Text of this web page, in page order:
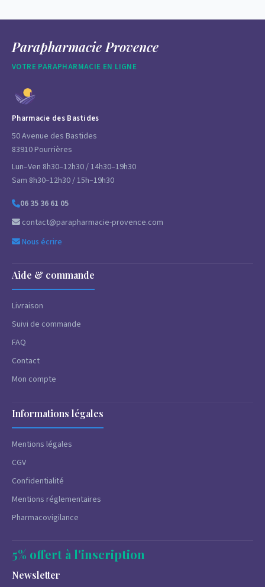
Parapharmacie Provence
VOTRE PARAPHARMACIE EN LIGNE
Pharmacie des Bastides
50 Avenue des Bastides
83910 Pourrières
Lun–Ven 8h30–12h30 / 14h30–19h30
Sam 8h30–12h30 / 15h–19h30
06 35 36 61 05
contact@parapharmacie-provence.com
Nous écrire
Aide & commande
Livraison
Suivi de commande
FAQ
Contact
Mon compte
Informations légales
Mentions légales
CGV
Confidentialité
Mentions réglementaires
Pharmacovigilance
5% offert à l'inscription
Newsletter